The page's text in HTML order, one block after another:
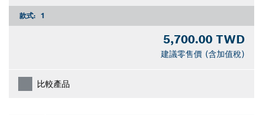
款式: 1
5,700.00 TWD
建議零售價 (含加值稅)
比較產品